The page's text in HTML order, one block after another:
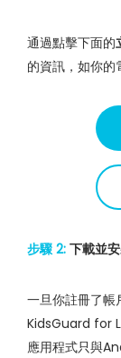
通過點擊下面的
的資訊，如你的
步驟 2: 下載並
一旦你註冊了帳
KidsGuard for
應用程式只與